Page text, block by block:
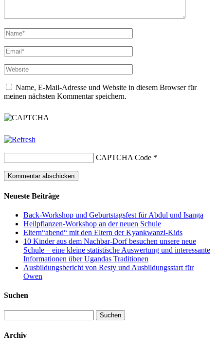
Name, E-Mail-Adresse und Website in diesem Browser für
meinen nächsten Kommentar speichern.
CAPTCHA Code *
Neueste Beiträge
Back-Workshop und Geburtstagsfest für Abdul und Isanga
Heilpflanzen-Workshop an der neuen Schule
Eltern“abend“ mit den Eltern der Kyankwanzi-Kids
10 Kinder aus dem Nachbar-Dorf besuchen unsere neue
Schule – eine kleine statistische Auswertung und interessante
Informationen über Ugandas Traditionen
Ausbildungsbericht von Resty und Ausbildungsstart für
Owen
Suchen
nach:
Archiv